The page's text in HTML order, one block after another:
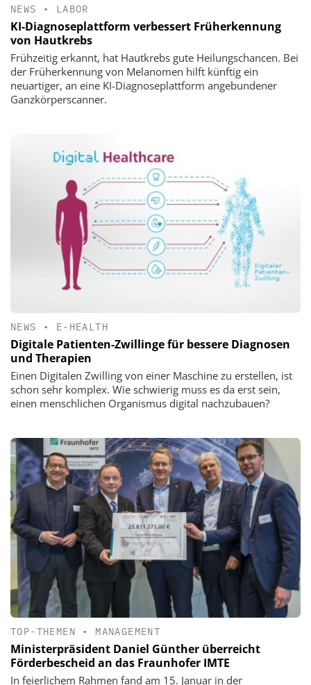
NEWS • LABOR
KI-Diagnoseplattform verbessert Früherkennung
von Hautkrebs
Frühzeitig erkannt, hat Hautkrebs gute Heilungschancen. Bei
der Früherkennung von Melanomen hilft künftig ein
neuartiger, an eine KI-Diagnoseplattform angebundener
Ganzkörperscanner.
NEWS • E-HEALTH
Digitale Patienten-Zwillinge für bessere Diagnosen
und Therapien
Einen Digitalen Zwilling von einer Maschine zu erstellen, ist
schon sehr komplex. Wie schwierig muss es da erst sein,
einen menschlichen Organismus digital nachzubauen?
TOP-THEMEN • MANAGEMENT
Ministerpräsident Daniel Günther überreicht
Förderbescheid an das Fraunhofer IMTE
In feierlichem Rahmen fand am 15. Januar in der